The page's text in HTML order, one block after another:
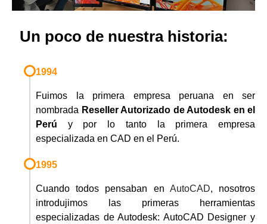
Un poco de nuestra historia:
1994
Fuimos la primera empresa peruana en ser
nombrada Reseller Autorizado de Autodesk en el
Perú y por lo tanto la primera empresa
especializada en CAD en el Perú.
1995
Cuando todos pensaban en AutoCAD, nosotros
introdujimos las primeras herramientas
especializadas de Autodesk: AutoCAD Designer y